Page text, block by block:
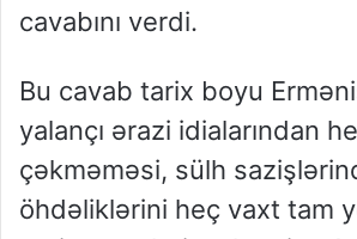
cavabını verdi.
Bu cavab tarix boyu
yalançı ərazi idialarından
çəkməməsi, sülh
öhdəliklərini heç vaxt tam